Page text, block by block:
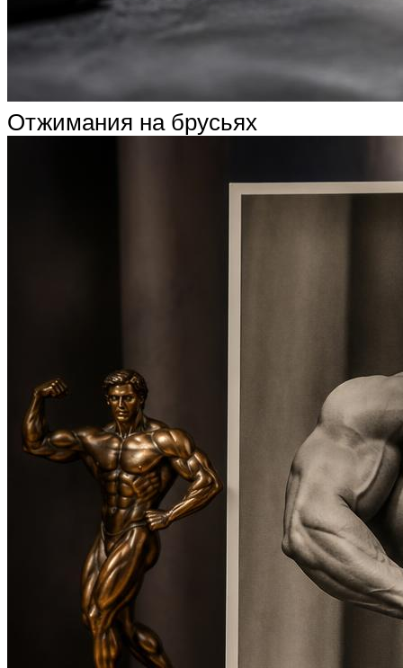
Отжимания на брусьях